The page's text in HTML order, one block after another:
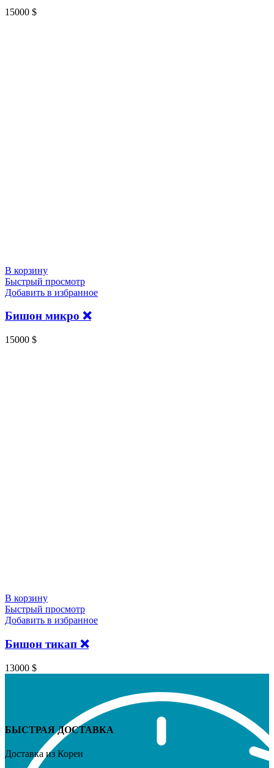
15000 $
В корзину
Быстрый просмотр
Добавить в избранное
Бишон микро ❌
15000 $
В корзину
Быстрый просмотр
Добавить в избранное
Бишон тикап ❌
13000 $
БЫСТРАЯ ДОСТАВКА
Доставка из Кореи